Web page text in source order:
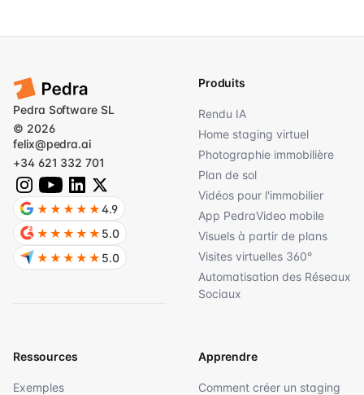
Produits
Rendu IA
Home staging virtuel
Photographie immobilière
Plan de sol
Vidéos pour l'immobilier
App PedraVideo mobile
Visuels à partir de plans
Visites virtuelles 360°
Automatisation des Réseaux
Sociaux
Ressources
Exemples
Apprendre
Comment créer un staging
Pedra Software SL
© 2026
felix@pedra.ai
+34 621 332 701
★★★★★4.9
★★★★★ 5.0
★★★★★ 5.0